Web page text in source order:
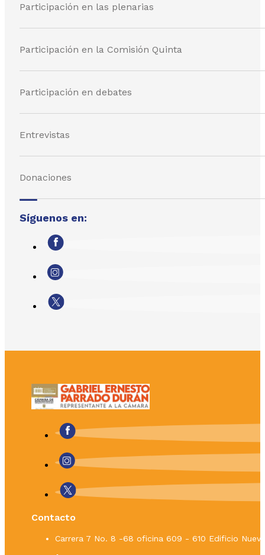
Participación en las plenarias
Participación en la Comisión Quinta
Participación en debates
Entrevistas
Donaciones
Síguenos en:
Contacto
Carrera 7 No. 8 -68 oficina 609 - 610 Edificio